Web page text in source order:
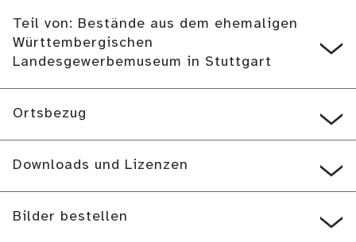
Teil von: Bestände aus dem ehemaligen
Württembergischen
Landesgewerbemuseum in Stuttgart
Ortsbezug
Downloads und Lizenzen
Bilder bestellen